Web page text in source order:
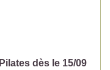
dès le 15/09